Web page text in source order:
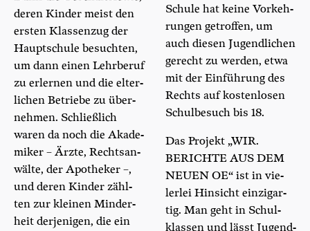
deren Kin­der meist den
ers­ten Klas­sen­zug der
Haupt­schu­le besuch­ten,
um dann einen Lehr­be­ruf
zu erler­nen und die elter­
li­chen Betrie­be zu über­
neh­men. Schließ­lich
waren da noch die Aka­de­
mi­ker – Ärz­te, Rechts­an­
wäl­te, der Apo­the­ker –,
und deren Kin­der zähl­
ten zur klei­nen Min­der­
heit der­je­ni­gen, die ein
Schu­le hat kei­ne Vor­keh­
run­gen getrof­fen, um
auch die­sen Jugend­li­chen
gerecht zu wer­den, etwa
mit der Ein­füh­rung des
Rechts auf kos­ten­lo­sen
Schul­be­such bis 18.
Das Pro­jekt „WIR.
BERICH­TE AUS DEM
NEU­EN OE“ ist in vie­
ler­lei Hin­sicht ein­zig­ar­
tig. Man geht in Schul­
klas­sen und lässt Jugend­